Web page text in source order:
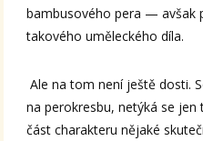
bambusového pera — avšak
takového uměleckého díla.
Ale na tom není ještě dosti.
na perokresbu, netýká se
část charakteru nějaké